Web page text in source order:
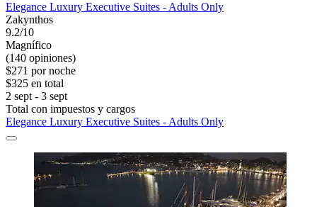
Elegance Luxury Executive Suites - Adults Only
Zakynthos
9.2/10
Magnífico
(140 opiniones)
$271 por noche
$325 en total
2 sept - 3 sept
Total con impuestos y cargos
Elegance Luxury Executive Suites - Adults Only